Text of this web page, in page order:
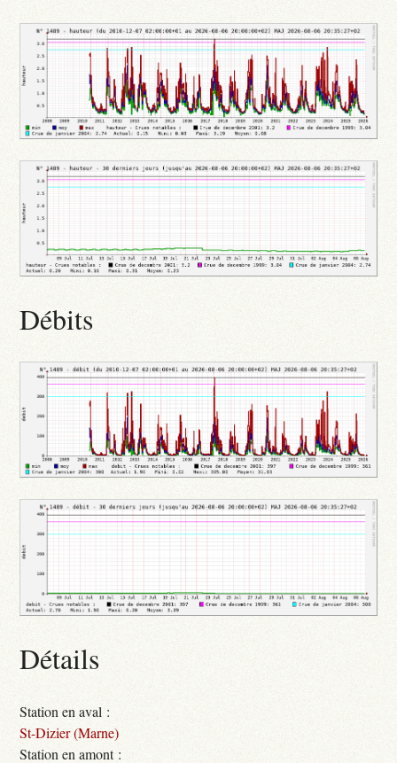
Débits
Détails
Station en aval :
St-Dizier (Marne)
Station en amont :